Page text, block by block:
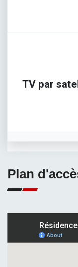
TV par
Plan